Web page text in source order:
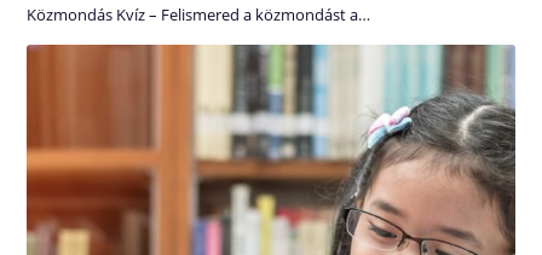
Közmondás Kvíz – Felismered a közmondást a…